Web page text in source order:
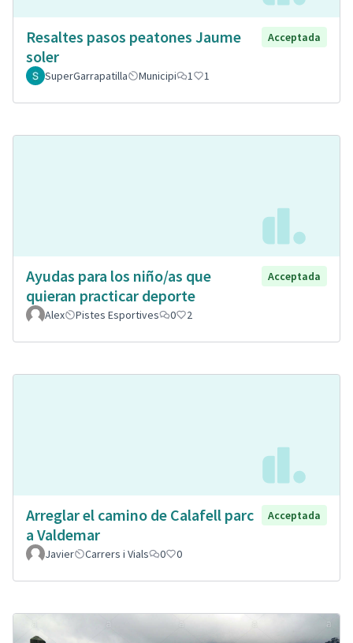
Resaltes pasos peatones Jaume
soler
Acceptada
SuperGarrapatilla Municipi 1 1
Ayudas para los niño/as que
quieran practicar deporte
Acceptada
Alex Pistes Esportives 0 2
Arreglar el camino de Calafell parc
a Valdemar
Acceptada
Javier Carrers i Vials 0 0